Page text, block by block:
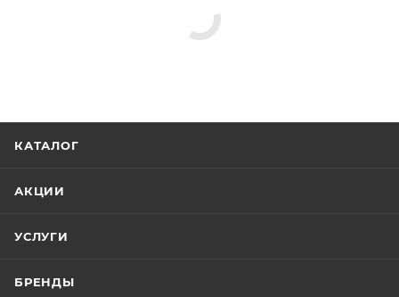
Ножки/каркасы для ванн
Душевые комплекты
Aquanet
00-01228931
Light
Россия